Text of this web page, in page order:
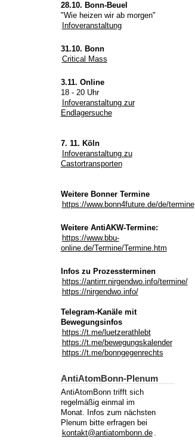
28.10. Bonn-Beuel
"Wie heizen wir ab morgen"
Infoveranstaltung
31.10. Bonn
Critical Mass
3.11. Online
18 - 20 Uhr
Infoveranstaltung zur
Endlagersuche
7. 11. Köln
Infoveranstaltung zu
Castortransporten
Weitere Bonner Termine
https://www.bonn4future.de/de/termine
Weitere AntiAKW-Termine:
https://www.bbu-
online.de/Termine/Termine.htm
Infos zu Prozessterminen
https://antirrr.nirgendwo.info/termine/
https://nirgendwo.info/
Telegram-Kanäle mit
Bewegungsinfos
https://t.me/luetzerathlebt
https://t.me/bewegungskalender
https://t.me/bonngegenrechts
AntiAtomBonn-Plenum
AntiAtomBonn trifft sich
regelmäßig einmal im
Monat. Infos zum nächsten
Plenum bitte erfragen bei
kontakt@antiatombonn.de .